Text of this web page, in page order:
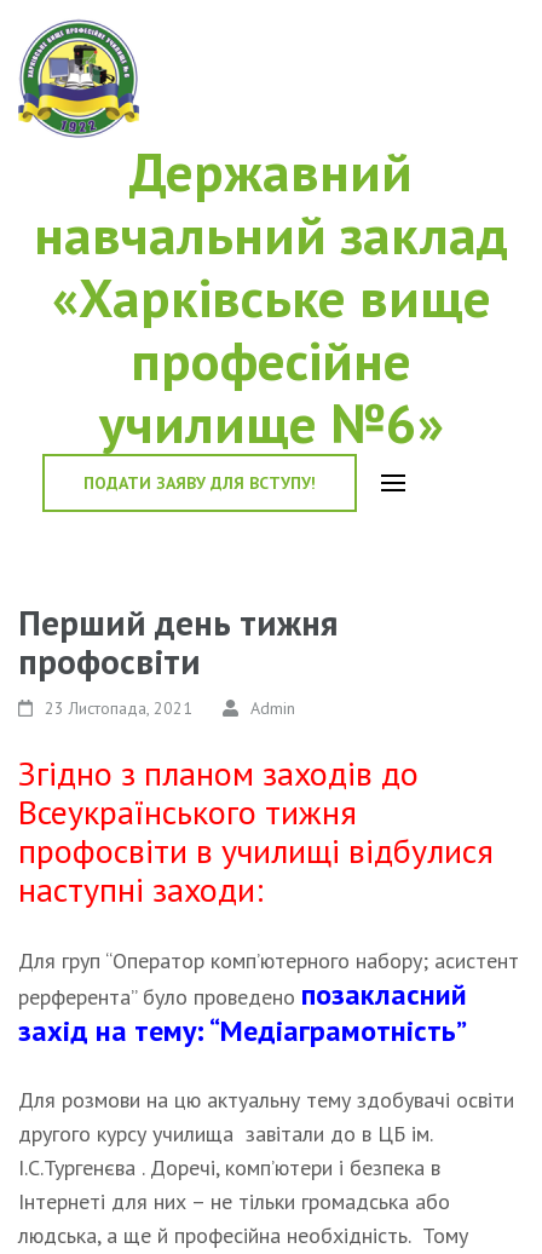
Державний
навчальний заклад
«Харківське вище
професійне
училище №6»
ПОДАТИ ЗАЯВУ ДЛЯ ВСТУПУ!
Перший день тижня
профосвіти
23 Листопада, 2021 Admin
Згідно з планом заходів до
Всеукраїнського тижня
профосвіти в училищі відбулися
наступні заходи:
Для груп “Оператор комп’ютерного набору; асистент
рерферента” було проведено позакласний
захід на тему: “Медіаграмотність”
Для розмови на цю актуальну тему здобувачі освіти
другого курсу училища завітали до в ЦБ ім.
І.С.Тургенєва . Доречі, комп’ютери і безпека в
Інтернеті для них – не тільки громадська або
людська, а ще й професійна необхідність. Тому